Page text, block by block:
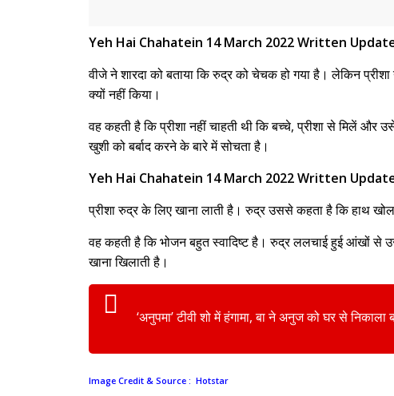
Yeh Hai Chahatein 14 March 2022 Written
वीजे ने शारदा को बताया कि रुद्र को चेचक हो गया है। लेकिन
क्यों नहीं किया।
वह कहती है कि प्रीशा नहीं चाहती थी कि बच्चे, प्रीशा से मिलें
खुशी को बर्बाद करने के बारे में सोचता है।
Yeh Hai Chahatein 14 March 2022 Written
प्रीशा रुद्र के लिए खाना लाती है। रुद्र उससे कहता है कि हाथ
वह कहती है कि भोजन बहुत स्वादिष्ट है। रुद्र ललचाई हुई आंखों से
खाना खिलाती है।
‘अनुपमा’ टीवी शो में हंगामा, बा ने अनुज को घर से
Image Credit & Source : Hotstar